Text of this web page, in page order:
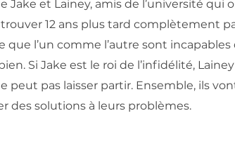
Jake et Lainey, amis de l’université qui
12 ans plus tard complètement
l’un comme l’autre sont incapables
Si Jake est le roi de l’infidélité,
peut pas laisser partir. Ensemble, ils
des solutions à leurs problèmes.